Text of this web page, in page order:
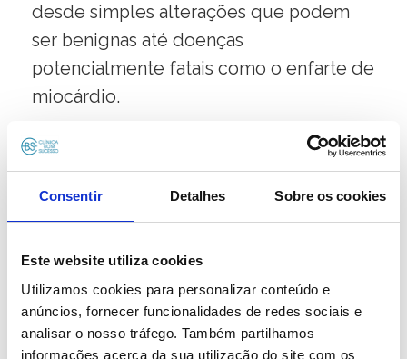
Consentir Detalhes Sobre os cookies
Este website utiliza cookies
Utilizamos cookies para personalizar conteúdo e
anúncios, fornecer funcionalidades de redes sociais e
analisar o nosso tráfego. Também partilhamos
informações acerca da sua utilização do site com os
desde simples alterações que podem
ser benignas até doenças
potencialmente fatais como o enfarte de
miocárdio.
Por ser um exame relativamente simples
é dos primeiros a ser pedido pelo
médico para se diagnosticar arritmias,
alterações resultantes da hipertensão, e
isquémia do miocárdio (angina), entre
outras doenças.